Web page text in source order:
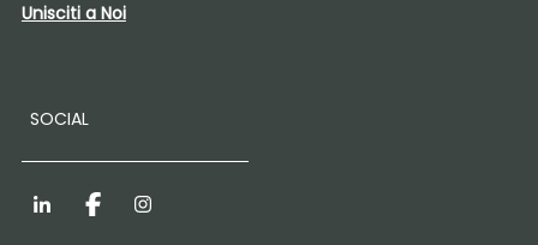
Unisciti a Noi
SOCIAL
LinkedInFacebookInstagram